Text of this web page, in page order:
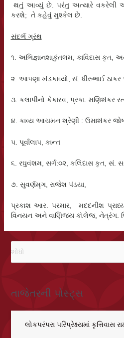
થતું આવ્યું છે. પરંતુ અત્યારે વકરેલી આ
કરશે; તે કહેવું મુશ્કેલ છે.
સંદર્ભ ગ્રંથ
૧. અભિજ્ઞાનશાકુંતલમ, કાવિદાસ કૃત,
૨. આપણા ખંડકાવ્યો, સં. ધીરુભાઈ
૩. કલાપીનો કેકારવ, પ્રકા. મણિશંકર
૪. કાવ્ય આચમન શ્રેણી : ઉમાશંકર
૫. પૂર્વાલાપ, કાન્ત
૬. રઘુવંશમ, સર્ગ:૦૨, કલિદાસ કૃત, સં.
૭. સુવર્ણમૃગ, રાજેશ પંડયા,
પ્રકાશ આર. પરમાર, મદદનીશ
વિનયન અને વાણિજ્ય કૉલેજ, નેત્રંગ.
તાજેતરની પોસ્ટ્સ
લોકપરંપરા પરિપ્રેક્ષ્યમાં